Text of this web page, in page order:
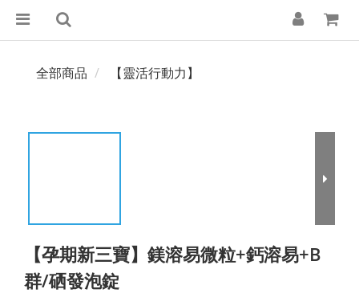
全部商品 【靈活行動力】
【孕期新三寶】鎂溶易微粒+鈣溶易+B
群/硒發泡錠